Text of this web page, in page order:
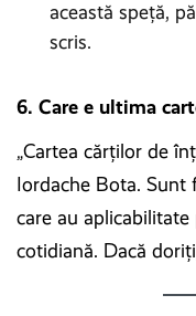
această speţă,
scris.
6. Care e ultima
„Cartea cărţilor de
Iordache Bota.
care au
cotidiană. Dacă